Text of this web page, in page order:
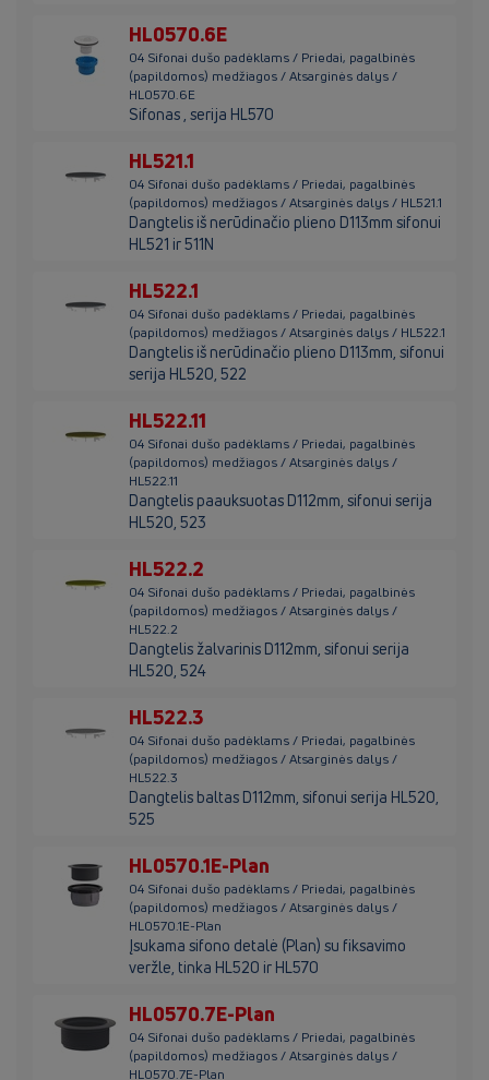
HL0570.6E
04 Sifonai dušo padėklams / Priedai, pagalbinės
(papildomos) medžiagos / Atsarginės dalys /
HL0570.6E
Sifonas , serija HL570
HL521.1
04 Sifonai dušo padėklams / Priedai, pagalbinės
(papildomos) medžiagos / Atsarginės dalys / HL521.1
Dangtelis iš nerūdinačio plieno D113mm sifonui
HL521 ir 511N
HL522.1
04 Sifonai dušo padėklams / Priedai, pagalbinės
(papildomos) medžiagos / Atsarginės dalys / HL522.1
Dangtelis iš nerūdinačio plieno D113mm, sifonui
serija HL520, 522
HL522.11
04 Sifonai dušo padėklams / Priedai, pagalbinės
(papildomos) medžiagos / Atsarginės dalys /
HL522.11
Dangtelis paauksuotas D112mm, sifonui serija
HL520, 523
HL522.2
04 Sifonai dušo padėklams / Priedai, pagalbinės
(papildomos) medžiagos / Atsarginės dalys /
HL522.2
Dangtelis žalvarinis D112mm, sifonui serija
HL520, 524
HL522.3
04 Sifonai dušo padėklams / Priedai, pagalbinės
(papildomos) medžiagos / Atsarginės dalys /
HL522.3
Dangtelis baltas D112mm, sifonui serija HL520,
525
HL0570.1E-Plan
04 Sifonai dušo padėklams / Priedai, pagalbinės
(papildomos) medžiagos / Atsarginės dalys /
HL0570.1E-Plan
Įsukama sifono detalė (Plan) su fiksavimo
veržle, tinka HL520 ir HL570
HL0570.7E-Plan
04 Sifonai dušo padėklams / Priedai, pagalbinės
(papildomos) medžiagos / Atsarginės dalys /
HL0570.7E-Plan